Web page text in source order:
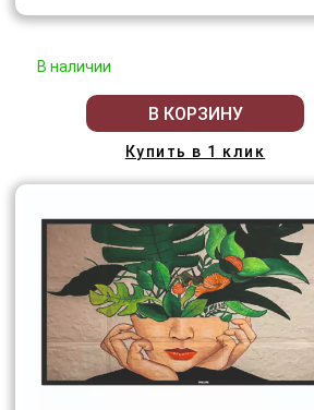
В наличии
В КОРЗИНУ
Купить в 1 клик